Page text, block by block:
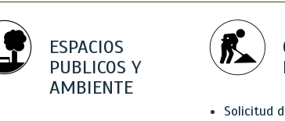
ESPACIOS
PUBLICOS Y
AMBIENTE
Solicitud